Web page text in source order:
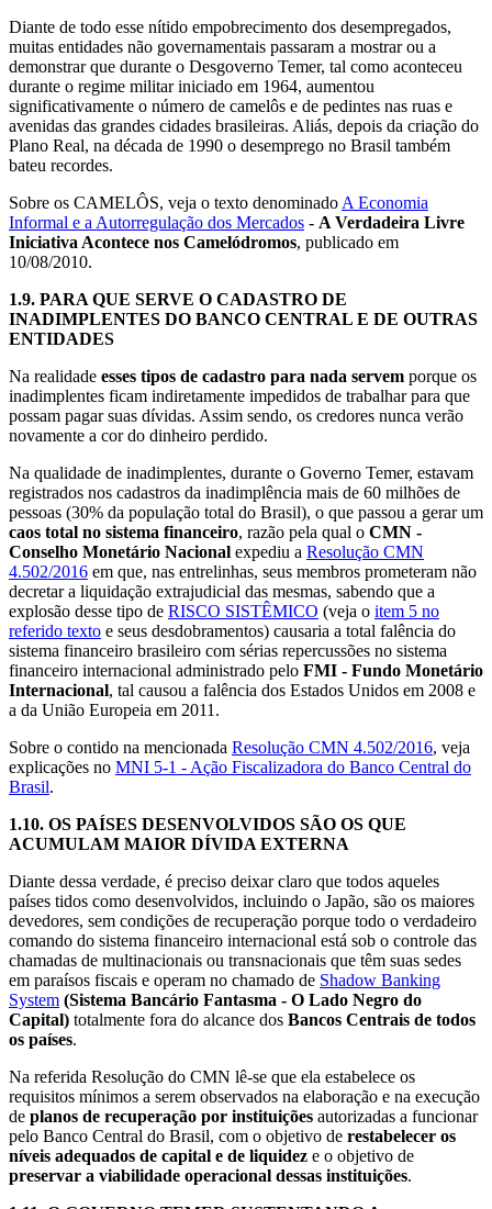
Diante de todo esse nítido empobrecimento dos desempregados,
muitas entidades não governamentais passaram a mostrar ou a
demonstrar que durante o Desgoverno Temer, tal como aconteceu
durante o regime militar iniciado em 1964, aumentou
significativamente o número de camelôs e de pedintes nas ruas e
avenidas das grandes cidades brasileiras. Aliás, depois da criação do
Plano Real, na década de 1990 o desemprego no Brasil também
bateu recordes.
Sobre os CAMELÔS, veja o texto denominado A Economia
Informal e a Autorregulação dos Mercados - A Verdadeira Livre
Iniciativa Acontece nos Camelódromos, publicado em
10/08/2010.
1.9. PARA QUE SERVE O CADASTRO DE
INADIMPLENTES DO BANCO CENTRAL E DE OUTRAS
ENTIDADES
Na realidade esses tipos de cadastro para nada servem porque os
inadimplentes ficam indiretamente impedidos de trabalhar para que
possam pagar suas dívidas. Assim sendo, os credores nunca verão
novamente a cor do dinheiro perdido.
Na qualidade de inadimplentes, durante o Governo Temer, estavam
registrados nos cadastros da inadimplência mais de 60 milhões de
pessoas (30% da população total do Brasil), o que passou a gerar um
caos total no sistema financeiro, razão pela qual o CMN -
Conselho Monetário Nacional expediu a Resolução CMN
4.502/2016 em que, nas entrelinhas, seus membros prometeram não
decretar a liquidação extrajudicial das mesmas, sabendo que a
explosão desse tipo de RISCO SISTÊMICO (veja o item 5 no
referido texto e seus desdobramentos) causaria a total falência do
sistema financeiro brasileiro com sérias repercussões no sistema
financeiro internacional administrado pelo FMI - Fundo Monetário
Internacional, tal causou a falência dos Estados Unidos em 2008 e
a da União Europeia em 2011.
Sobre o contido na mencionada Resolução CMN 4.502/2016, veja
explicações no MNI 5-1 - Ação Fiscalizadora do Banco Central do
Brasil.
1.10. OS PAÍSES DESENVOLVIDOS SÃO OS QUE
ACUMULAM MAIOR DÍVIDA EXTERNA
Diante dessa verdade, é preciso deixar claro que todos aqueles
países tidos como desenvolvidos, incluindo o Japão, são os maiores
devedores, sem condições de recuperação porque todo o verdadeiro
comando do sistema financeiro internacional está sob o controle das
chamadas de multinacionais ou transnacionais que têm suas sedes
em paraísos fiscais e operam no chamado de Shadow Banking
System (Sistema Bancário Fantasma - O Lado Negro do
Capital) totalmente fora do alcance dos Bancos Centrais de todos
os países.
Na referida Resolução do CMN lê-se que ela estabelece os
requisitos mínimos a serem observados na elaboração e na execução
de planos de recuperação por instituições autorizadas a funcionar
pelo Banco Central do Brasil, com o objetivo de restabelecer os
níveis adequados de capital e de liquidez e o objetivo de
preservar a viabilidade operacional dessas instituições.